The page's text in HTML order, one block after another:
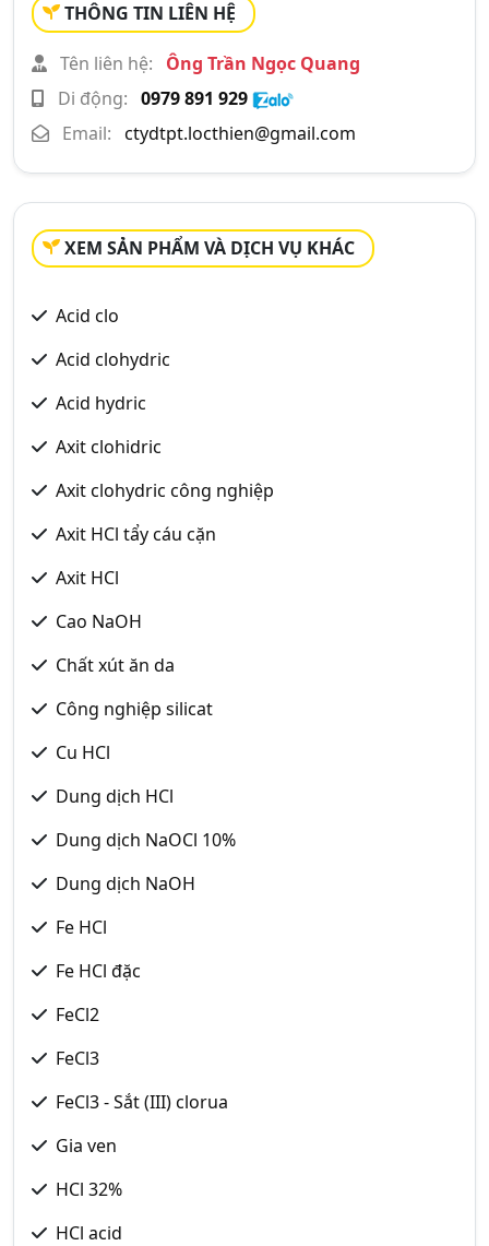
THÔNG TIN LIÊN HỆ
Tên liên hệ:
Ông Trần Ngọc Quang
Di động: 0979 891 929
Email: ctydtpt.locthien@gmail.com
XEM SẢN PHẨM VÀ DỊCH VỤ KHÁC
Acid clo
Acid clohydric
Acid hydric
Axit clohidric
Axit clohydric công nghiệp
Axit HCl tẩy cáu cặn
Axit HCl
Cao NaOH
Chất xút ăn da
Công nghiệp silicat
Cu HCl
Dung dịch HCl
Dung dịch NaOCl 10%
Dung dịch NaOH
Fe HCl
Fe HCl đặc
FeCl2
FeCl3
FeCl3 - Sắt (III) clorua
Gia ven
HCl 32%
HCl acid